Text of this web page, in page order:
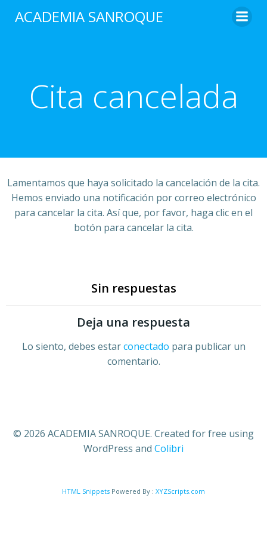
al
ACADEMIA SANROQUE
Cita cancelada
Lamentamos que haya solicitado la cancelación de la cita.
Hemos enviado una notificación por correo electrónico
para cancelar la cita. Así que, por favor, haga clic en el
botón para cancelar la cita.
Sin respuestas
Deja una respuesta
Lo siento, debes estarconectado para publicar un
comentario.
© 2026 ACADEMIA SANROQUE. Created for free using
WordPress and Colibri
HTML Snippets Powered By : XYZScripts.com